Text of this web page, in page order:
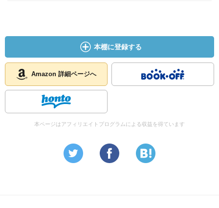
本棚に登録する
Amazon 詳細ページへ
本ページはアフィリエイトプログラムによる収益を得ています